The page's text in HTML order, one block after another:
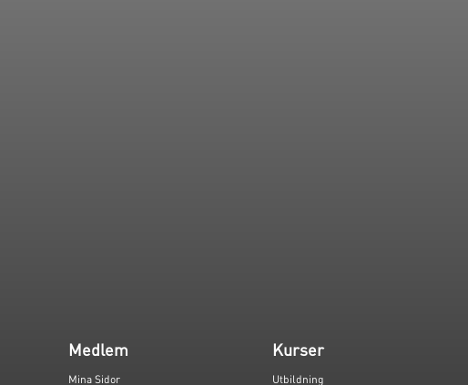
Medlem
Mina Sidor
Kurser
Utbildning